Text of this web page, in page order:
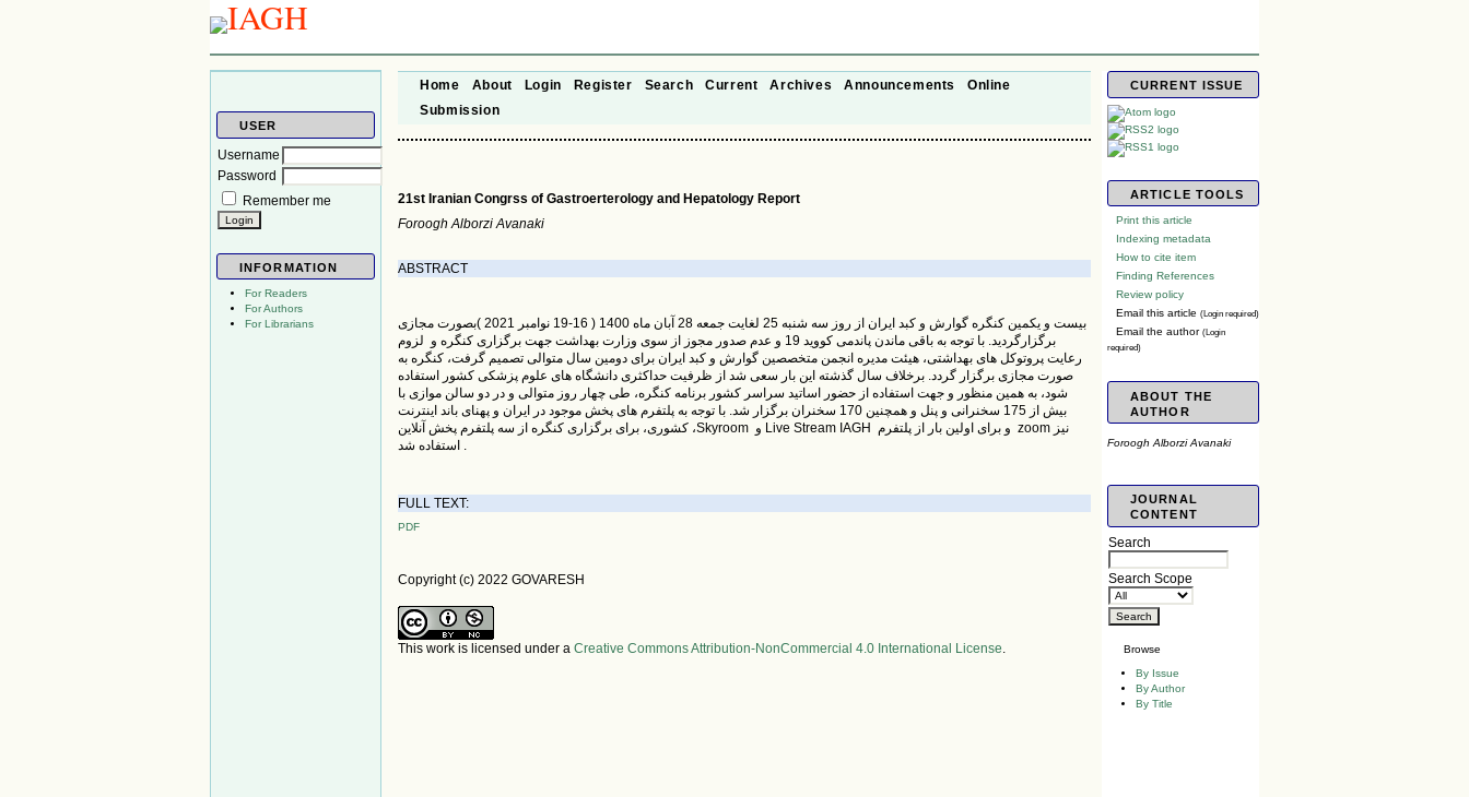
USER
Username
Password
Remember me
INFORMATION
For Readers
For Authors
For Librarians
CURRENT ISSUE
ARTICLE TOOLS
Print this article
Indexing metadata
How to cite item
Finding References
Review policy
Email this article (Login required)
Email the author (Login
required)
ABOUT THE
AUTHOR
Foroogh Alborzi Avanaki
JOURNAL
CONTENT
Search
Search Scope
Browse
By Issue
By Author
By Title
Home About Login Register Search Current Archives Announcements
Online
Submission
21st Iranian Congrss of Gastroerterology and Hepatology Report
Foroogh Alborzi Avanaki
ABSTRACT
بیست و یکمین کنگره گوارش و کبد ایران از روز سه شنبه 25 لغایت جمعه 28 آبان ماه 1400 ( 16-19 نوامبر 2021 )بصورت مجازی
برگزارگردید. با توجه به باقی ماندن پاندمی کووید 19 و عدم صدور مجوز از سوی وزارت بهداشت جهت برگزاری کنگره و لزوم
رعایت پروتوکل های بهداشتی، هیئت مدیره انجمن متخصصین گوارش و کبد ایران برای دومین سال متوالی تصمیم گرفت، کنگره به
صورت مجازی برگزار گردد. برخلاف سال گذشته این بار سعی شد از ظرفیت حداکثری دانشگاه های علوم پزشکی کشور استفاده
شود، به همین منظور و جهت استفاده از حضور اساتید سراسر کشور برنامه کنگره، طی چهار روز متوالی و در دو سالن موازی با
بیش از 175 سخنرانی و پنل و همچنین 170 سخنران برگزار شد. با توجه به پلتفرم های پخش موجود در ایران و پهنای باند اینترنت
کشوری، برای برگزاری کنگره از سه پلتفرم پخش آنلاین ،Skyroom و Live Stream IAGH و برای اولین بار از پلتفرم zoom نیز
استفاده شد .
FULL TEXT:
PDF
Copyright (c) 2022 GOVARESH
This work is licensed under aCreative Commons Attribution-NonCommercial 4.0 International License.